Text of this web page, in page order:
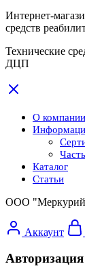
Интернет-
средств
Технические
ДЦП
О компании
Каталог
Статьи
ООО
Аккаунт
Авторизация